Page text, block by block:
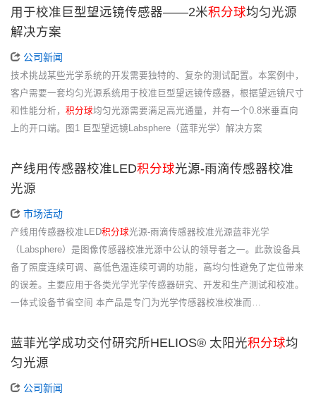
用于校准巨型望远镜传感器——2米积分球均匀光源
解决方案
公司新闻
技术挑战某些光学系统的开发需要独特的、复杂的测试配置。本案例中，
客户需要一套均匀光源系统用于校准巨型望远镜传感器，根据望远镜尺寸
和性能分析， 积分球均匀光源需要满足高光通量，并有一个0.8米垂直向
上的开口端。图1 巨型望远镜Labsphere（蓝菲光学）解决方案
产线用传感器校准LED积分球光源-雨滴传感器校准
光源
市场活动
产线用传感器校准LED积分球光源-雨滴传感器校准光源蓝菲光学
（Labsphere）是图像传感器校准光源中公认的领导者之一。此款设备具
备了照度连续可调、高低色温连续可调的功能，高均匀性避免了定位带来
的误差。主要应用于各类光学光学传感器研究、开发和生产测试和校准。
一体式设备节省空间 本产品是专门为光学传感器校准校准而…
蓝菲光学成功交付研究所HELIOS® 太阳光积分球均
匀光源
公司新闻